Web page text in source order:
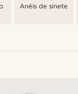
Anéis de sinete